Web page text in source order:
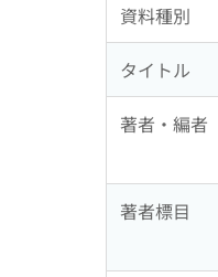
資料種別
タイトル
著者・編者
著者標目